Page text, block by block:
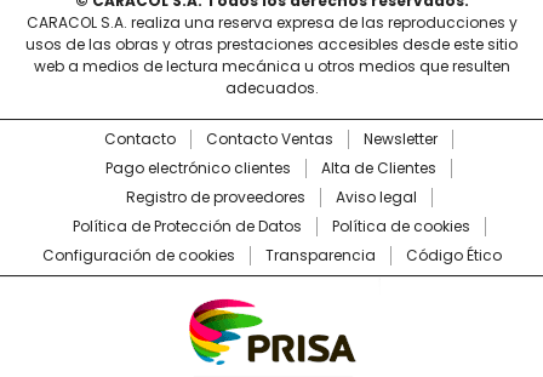
CARACOL S.A. realiza una reserva expresa de las reproducciones y
usos de las obras y otras prestaciones accesibles desde este sitio
web a medios de lectura mecánica u otros medios que resulten
adecuados.
Contacto Contacto Ventas
Newsletter
Pago electrónico clientes
Alta de Clientes
Registro de proveedores
Aviso legal
Política de Protección de Datos
Política de cookies
Configuración de cookies
Transparencia Código Ético